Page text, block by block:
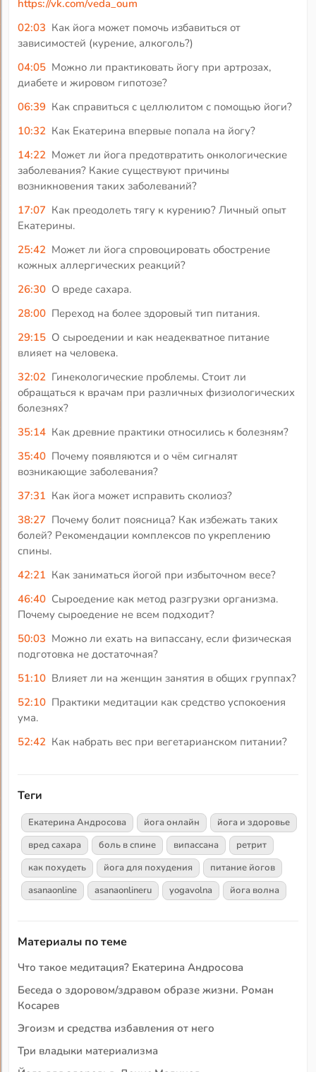
https://vk.com/veda_oum
02:03 Как йога может помочь избавиться от
зависимостей (курение, алкоголь?)
04:05 Можно ли практиковать йогу при артрозах,
диабете и жировом гипотозе?
06:39 Как справиться с целлюлитом с помощью йоги?
10:32 Как Екатерина впервые попала на йогу?
14:22 Может ли йога предотвратить онкологические
заболевания? Какие существуют причины
возникновения таких заболеваний?
17:07 Как преодолеть тягу к курению? Личный опыт
Екатерины.
25:42 Может ли йога спровоцировать обострение
кожных аллергических реакций?
26:30 О вреде сахара.
28:00 Переход на более здоровый тип питания.
29:15 О сыроедении и как неадекватное питание
влияет на человека.
32:02 Гинекологические проблемы. Стоит ли
обращаться к врачам при различных физиологических
болезнях?
35:14 Как древние практики относились к болезням?
35:40 Почему появляются и о чём сигналят
возникающие заболевания?
37:31 Как йога может исправить сколиоз?
38:27 Почему болит поясница? Как избежать таких
болей? Рекомендации комплексов по укреплению
спины.
42:21 Как заниматься йогой при избыточном весе?
46:40 Сыроедение как метод разгрузки организма.
Почему сыроедение не всем подходит?
50:03 Можно ли ехать на випассану, если физическая
подготовка не достаточная?
51:10 Влияет ли на женщин занятия в общих группах?
52:10 Практики медитации как средство успокоения
ума.
52:42 Как набрать вес при вегетарианском питании?
Теги
Екатерина Андросова йога онлайн
йога и здоровье
вред сахара
боль в спине випассана
ретрит
как похудеть
йога для похудения
питание йогов
asanaonline
asanaonlineru yogavolna йога волна
Материалы по теме
Что такое медитация? Екатерина Андросова
Беседа о здоровом/здравом образе жизни. Роман
Косарев
Эгоизм и средства избавления от него
Три владыки материализма